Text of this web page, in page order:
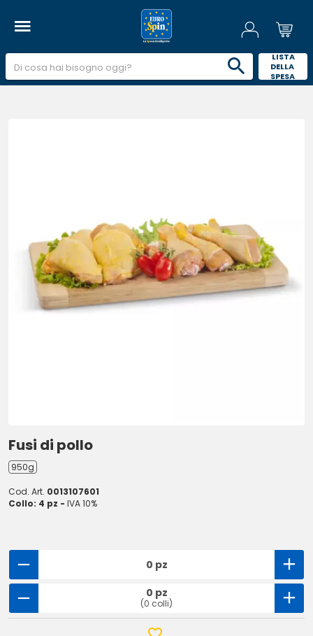
LISTA
DELLA
SPESA
Fusi di pollo
950g
Cod. Art. 0013107601
Collo: 4 pz - IVA 10%
0 pz
0 pz
(0 colli)